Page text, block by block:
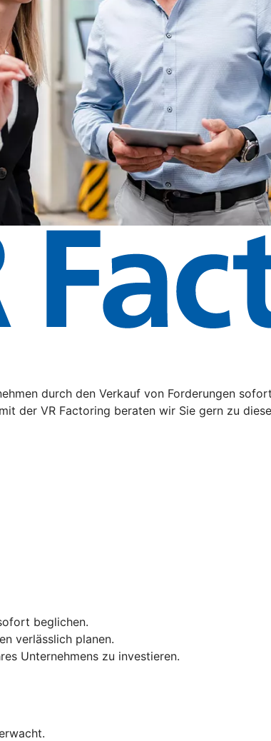
durch den Verkauf von Forderungen
der VR Factoring beraten wir Sie gern zu
beglichen.
verlässlich planen.
Unternehmens zu investieren.